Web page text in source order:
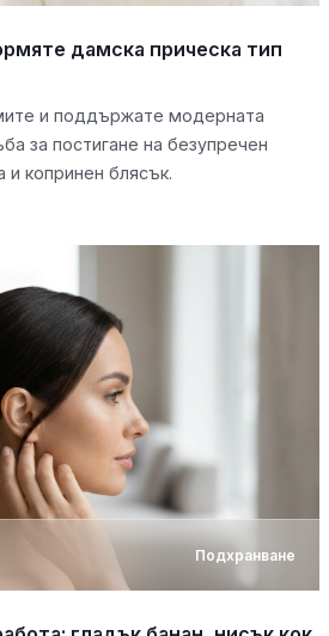
дамска прическа тип
и поддържате модерната
за постигане на безупречен
копринен блясък.
Подхранване